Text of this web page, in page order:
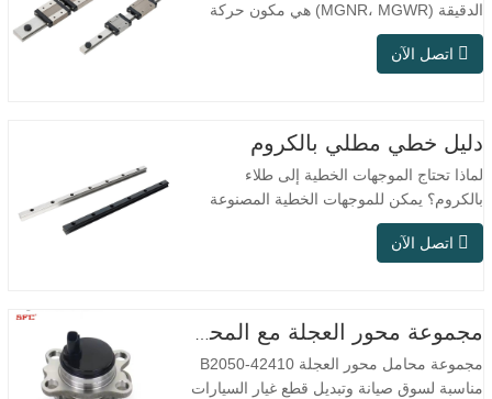
الدقيقة (MGNR، MGWR) هي مكون حركة
خطية عالي الأداء مصمم خصيصًا للمعدات
الصغيرة الدقيقة. تتميز ببنية مدمجة، وتشغيل
ومناسب للمعدات الدقيقة التي تتطلب مساحة
تركيب عالية؛ بينما تعتمد MGWR تصميم
سكة…
اتصل الآن
دليل خطي مطلي بالكروم
لماذا تحتاج الموجهات الخطية إلى طلاء
بالكروم؟ يمكن للموجهات الخطية المصنوعة
من الفولاذ العادي تلبية الاحتياجات التشغيلية
الأساسية في البيئات الجافة الداخلية التقليدية،
والمعدات الخارجية، وورش المعالجة الرطبة،
وظروف العمل…
اتصل الآن
مجموعة محور العجلة مع المحمل 42410-B2050
مجموعة محامل محور العجلة 42410-B2050
مناسبة لسوق صيانة وتبديل قطع غيار السيارات